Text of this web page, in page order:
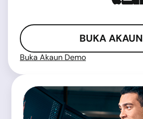
BUKA AKAUN
Buka Akaun Demo